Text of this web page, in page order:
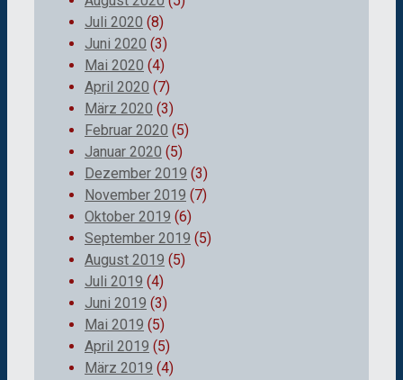
Juli 2020 (8)
Juni 2020 (3)
Mai 2020 (4)
April 2020 (7)
März 2020 (3)
Februar 2020 (5)
Januar 2020 (5)
Dezember 2019 (3)
November 2019 (7)
Oktober 2019 (6)
September 2019 (5)
August 2019 (5)
Juli 2019 (4)
Juni 2019 (3)
Mai 2019 (5)
April 2019 (5)
März 2019 (4)